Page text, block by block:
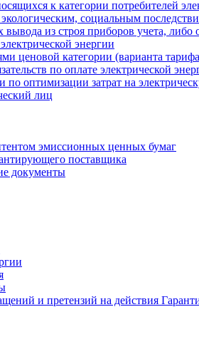
к категории потребителей
социальным
из строя приборов учета, либо
энергии
ценовой категории (варианта
по оплате электрической
по оптимизации затрат на
лиц
эмиссионных ценных бумаг
поставщика
документы
и претензий на действия